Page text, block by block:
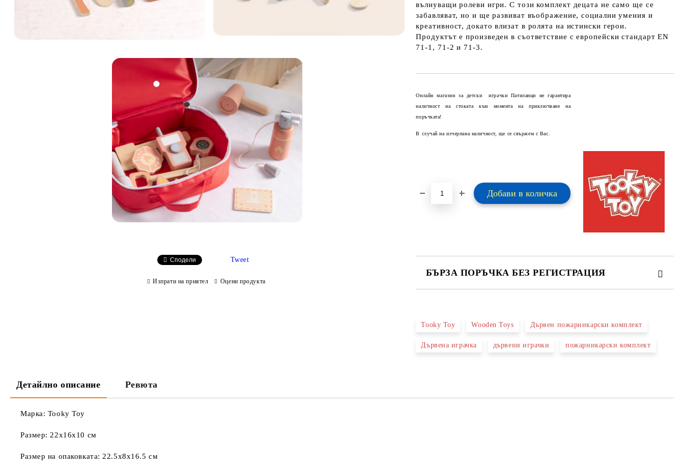
вълнуващи ролеви игри. С този комплект децата не само ще се
забавляват, но и ще развиват въображение, социални умения и
креативност, докато влизат в ролята на истински герои.
Продуктът е произведен в съответствие с европейски стандарт EN
71-1, 71-2 и 71-3.
Онлайн магазин за детски играчки Патиланци не гарантира
наличност на стоката към момента на приключване на
поръчката!
В случай на изчерпана наличност, ще се свържем с Вас.
БЪРЗА ПОРЪЧКА БЕЗ РЕГИСТРАЦИЯ
Ние ще се свържем с вас в рамките на работния ден.
Tooky Toy Wooden Toys Дървен пожарникарски комплект
Дървена играчка дървени играчки пожарникарски комплект
Сподели Tweet
Изпрати на приятел Оцени продукта
Детайлно описание Ревюта
Марка: Tooky Toy
Размер: 22x16x10 см
Размер на опаковката: 22.5x8x16.5 см